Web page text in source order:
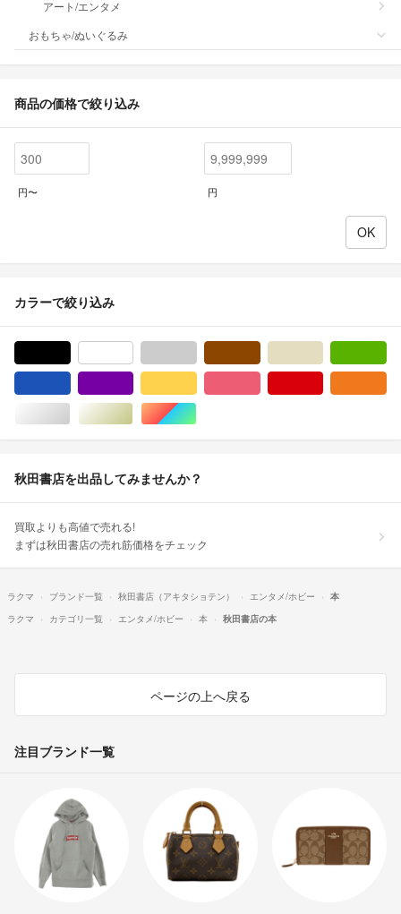
アート/エンタメ
おもちゃ/ぬいぐるみ
商品の価格で絞り込み
円〜 円
カラーで絞り込み
シルバー/銀色系ゴールド/金色系マルチカラー
秋田書店を出品してみませんか？
買取よりも高値で売れる!
まずは秋田書店の売れ筋価格をチェック
ラクマ ブランド一覧 秋田書店（アキタショテン） エンタメ/ホビー
本
ラクマ
カテゴリ一覧 エンタメ/ホビー 本 秋田書店の本
ページの上へ戻る
注目ブランド一覧